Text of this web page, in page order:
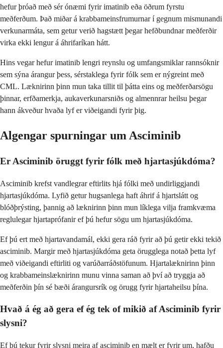
hefur þróað með sér ónæmi fyrir imatinib eða öðrum fyrstu
meðferðum. Það miðar á krabbameinsfrumurnar í gegnum mismunandi
verkunarmáta, sem getur verið hagstætt þegar hefðbundnar meðferðir
virka ekki lengur á áhrifaríkan hátt.
Hins vegar hefur imatinib lengri reynslu og umfangsmiklar rannsóknir
sem sýna árangur þess, sérstaklega fyrir fólk sem er nýgreint með
CML. Læknirinn þinn mun taka tillit til þátta eins og meðferðarsögu
þinnar, erfðamerkja, aukaverkunarsniðs og almennrar heilsu þegar
hann ákveður hvaða lyf er viðeigandi fyrir þig.
Algengar spurningar um Asciminib
Er Asciminib öruggt fyrir fólk með hjartasjúkdóma?
Asciminib krefst vandlegrar eftirlits hjá fólki með undirliggjandi
hjartasjúkdóma. Lyfið getur hugsanlega haft áhrif á hjartslátt og
blóðþrýsting, þannig að læknirinn þinn mun líklega vilja framkvæma
reglulegar hjartaprófanir ef þú hefur sögu um hjartasjúkdóma.
Ef þú ert með hjartavandamál, ekki gera ráð fyrir að þú getir ekki tekið
asciminib. Margir með hjartasjúkdóma geta örugglega notað þetta lyf
með viðeigandi eftirliti og varúðarráðstöfunum. Hjartalæknirinn þinn
og krabbameinslæknirinn munu vinna saman að því að tryggja að
meðferðin þín sé bæði árangursrík og örugg fyrir hjartaheilsu þína.
Hvað á ég að gera ef ég tek of mikið af Asciminib fyrir
slysni?
Ef þú tekur fyrir slysni meira af asciminib en mælt er fyrir um, hafðu